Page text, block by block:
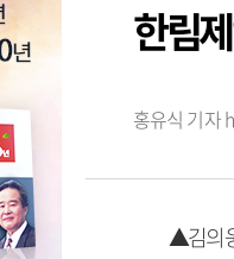
한림
홍유식 기자
▲김의